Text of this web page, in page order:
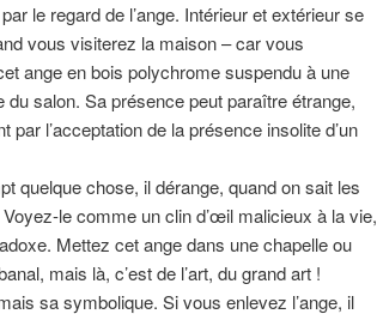
le regard de l’ange. Intérieur et extérieur se
vous visiterez la maison – car vous
ange en bois polychrome suspendu à une
salon. Sa présence peut paraître étrange,
l’acceptation de la présence insolite d’un
quelque chose, il dérange, quand on sait les
le comme un clin d’œil malicieux à la vie,
Mettez cet ange dans une chapelle ou
mais là, c’est de l’art, du grand art !
sa symbolique. Si vous enlevez l’ange, il